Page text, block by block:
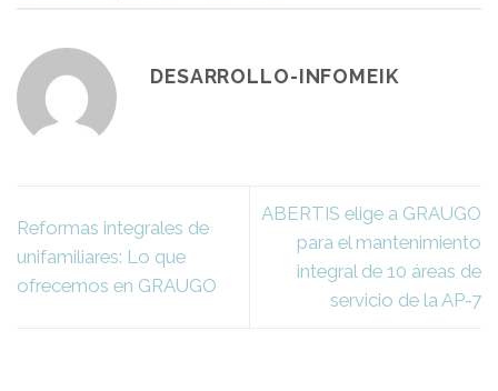
DESARROLLO-INFOMEIK
Reformas integrales de
unifamiliares: Lo que
ofrecemos en GRAUGO
ABERTIS elige a GRAUGO
para el mantenimiento
integral de 10 áreas de
servicio de la AP-7